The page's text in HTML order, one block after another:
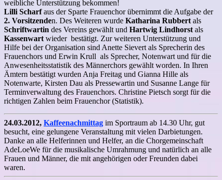
weibliche Unterstützung bekommen!
Lilli Scharfaus der Sparte Frauenchor übernimmt die Aufgabe der
2. Vorsitzenden. Des Weiteren wurde Katharina Rubbert als
Schriftwartin des Vereins gewählt und Hartwig Lindhorst als
Kassenwart wieder bestätigt. Zur weiteren Unterstützung und
Hilfe bei der Organisation sind Anette Sievert als Sprecherin des
Frauenchors und Erwin Krull als Sprecher, Notenwart und für die
Anwesenheitsstatistik des Männerchors gewählt worden. In Ihren
Ämtern bestätigt wurden Anja Freitag und Gianna Hille als
Notenwarte, Kirsten Dau als Pressewartin und Susanne Lange für
Terminverwaltung des Frauenchors. Christine Pietsch sorgt für die
richtigen Zahlen beim Frauenchor (Statistik).
24.03.2012, Kaffeenachmittag im Sportraum ab 14.30 Uhr, gut
besucht, eine gelungene Veranstaltung mit vielen Darbietungen.
Danke an alle Helferinnen und Helfer, an die Chorgemeinschaft
AdeLoeWe für die musikalische Umrahmung und natürlich an alle
Frauen und Männer, die mit angehörigen oder Freunden dabei
waren.